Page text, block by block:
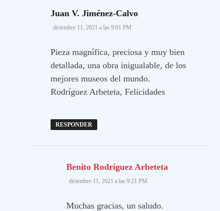
Juan V. Jiménez-Calvo
diciembre 11, 2021 a las 9:01 PM
Pieza magnífica, preciosa y muy bien
detallada, una obra inigualable, de los
mejores museos del mundo.
Rodríguez Arbeteta, Felicidades
RESPONDER
Benito Rodriguez Arbeteta
diciembre 11, 2021 a las 9:21 PM
Muchas gracias, un saludo.